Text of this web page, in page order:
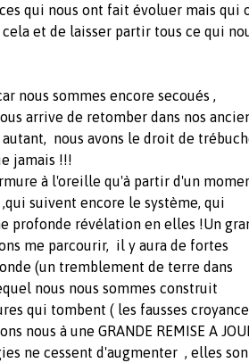
qui nous ont fait évoluer mais qui
et de laisser partir tous ce qui
nous sommes encore secoués ,
arrive de retomber dans nos
nous avons le droit de
jamais !!!
à l'oreille qu'à partir d'un
suivent encore le système, qui
profonde révélation en elles !Un
me parcourir, il y aura de fortes
(un tremblement de terre dans
nous nous sommes construit
qui tombent ( les fausses
nous à une GRANDE REMISE A
ne cessent d'augmenter , elles